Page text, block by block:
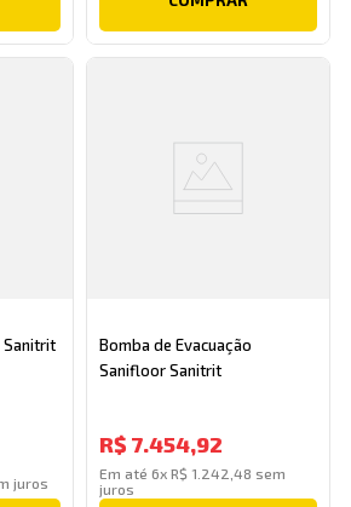
Sanitrit
juros
Bomba de Evacuação
Sanifloor Sanitrit
R$ 7.454,92
Em até 6x R$ 1 242 48 sem
juros